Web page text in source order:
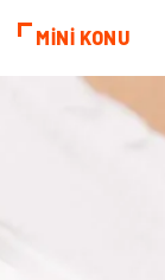
MİNİ KONU